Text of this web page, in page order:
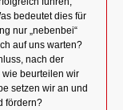
bedeutet dies für
nur „nebenbei“
auf uns warten?
nach der
beurteilen wir
setzen wir an und
fördern?